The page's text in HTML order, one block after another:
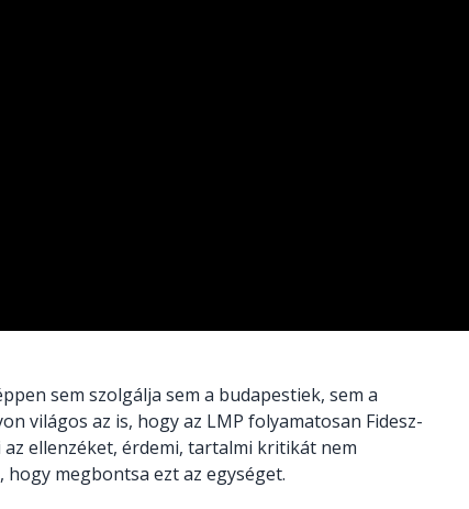
sem szolgálja sem a budapestiek, sem a
világos az is, hogy az LMP folyamatosan Fidesz-
ellenzéket, érdemi, tartalmi kritikát nem
megbontsa ezt az egységet.